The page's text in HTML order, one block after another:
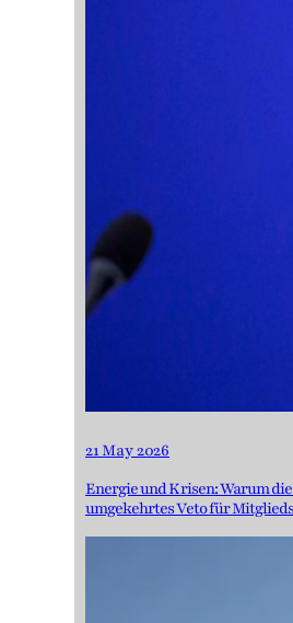
21 May 2026
Energie und Krisen: Warum
umgekehrtes Veto für